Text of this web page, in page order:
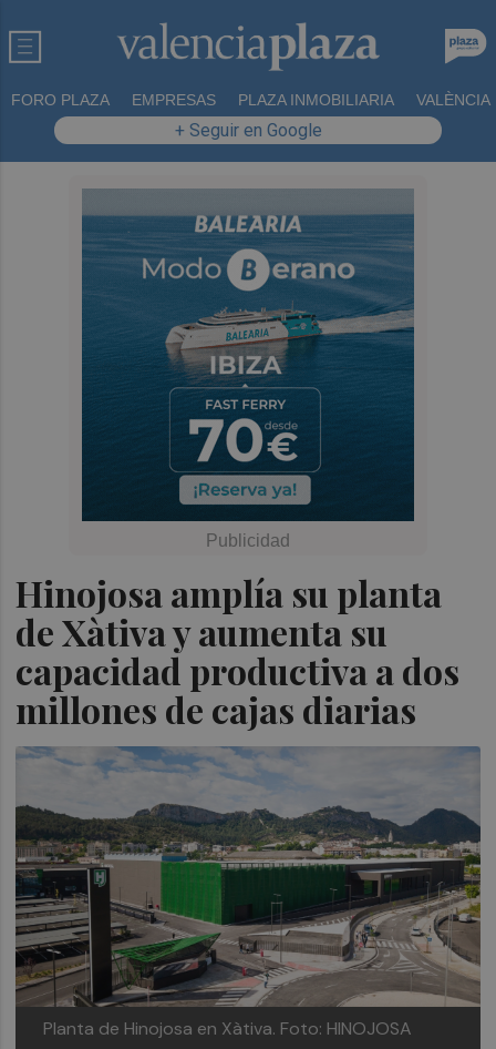
FORO PLAZA EMPRESAS PLAZA INMOBILIARIA VALÈNCIA
+ Seguir en Google
Hinojosa amplía su planta
de Xàtiva y aumenta su
capacidad productiva a dos
millones de cajas diarias
Planta de Hinojosa en Xàtiva. Foto: HINOJOSA